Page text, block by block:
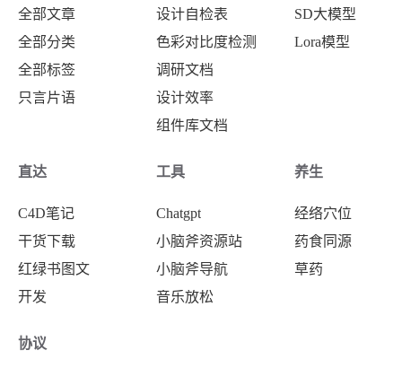
加工炮制
全部文章
全部分类
全部标签
只言片语
设计自检表
色彩对比度检测
调研文档
设计效率
组件库文档
SD大模型
Lora模型
直达
C4D笔记
干货下载
红绿书图文
开发
工具
Chatgpt
小脑斧资源站
小脑斧导航
音乐放松
养生
经络穴位
药食同源
草药
协议